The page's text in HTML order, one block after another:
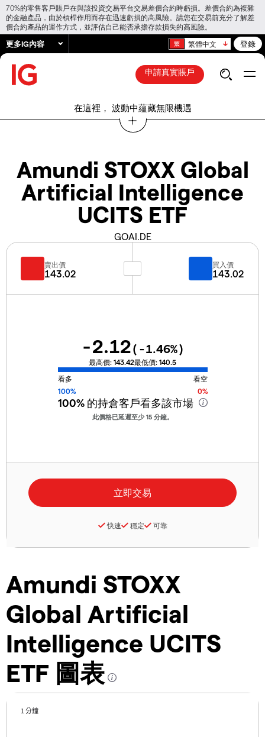
70%的零售客戶賬戶在與該投資交易平台交易差價合約時虧損。差價合約為複雜
的金融產品，由於槓桿作用而存在迅速虧損的高風險。請您在交易前充分了解差
價合約產品的運作方式，並評估自己能否承擔存款損失的高風險。
更多IG內容 繁體中文 登錄
申請真實賬戶
在這裡， 波動中蘊藏無限機遇
Amundi STOXX Global
Artificial Intelligence
UCITS ETF
GOAI.DE
Amundi STOXX
Global Artificial
Intelligence UCITS
ETF 圖表
1 分鐘
賣出價
143.02
買入價
143.02
-2.12( -1.46%)
最高價: 143.42最低價: 140.5
看多
看空
100%
0%
100%的持倉客戶看多該市場
此價格已延遲至少 15 分鐘。
快速 穩定 可靠